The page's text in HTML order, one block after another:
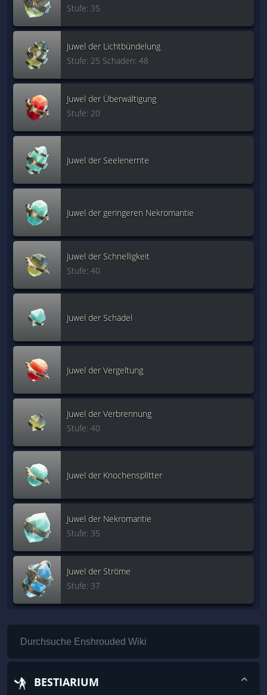
Stufe: 35
Juwel der Lichtbündelung
Stufe: 25 Schaden: 48
Juwel der Überwältigung
Stufe: 20
Juwel der Seelenernte
Juwel der geringeren Nekromantie
Juwel der Schnelligkeit
Stufe: 40
Juwel der Schädel
Juwel der Vergeltung
Juwel der Verbrennung
Stufe: 40
Juwel der Knochensplitter
Juwel der Nekromantie
Stufe: 35
Juwel der Ströme
Stufe: 37
BESTIARIUM